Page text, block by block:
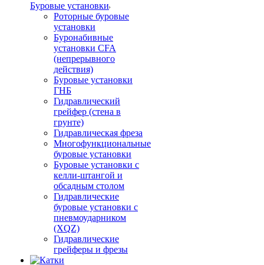
Буровые установки
Роторные буровые
установки
Буронабивные
установки CFA
(непрерывного
действия)
Буровые установки
ГНБ
Гидравлический
грейфер (стена в
грунте)
Гидравлическая фреза
Многофункциональные
буровые установки
Буровые установки с
келли-штангой и
обсадным столом
Гидравлические
буровые установки с
пневмоударником
(XQZ)
Гидравлические
грейферы и фрезы